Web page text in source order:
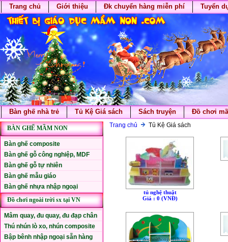
Trang chủ Giới thiệu Đk chuyển hàng miễn phí Tuyển
Bàn ghế nhà trẻ Tủ Kệ Giá sách Sách truyện Đồ chơi
BÀN GHẾ MẦM NON
Bàn ghế composite
Bàn ghế gỗ công nghiệp, MDF
Bàn ghế gỗ tự nhiên
Bàn ghế mẫu giáo
Bàn ghế nhựa nhập ngoại
Đồ chơi ngoài trời sx tại VN
Mâm quay, đu quay, đu đạp chân
Thú nhún lò xo, nhún composite
Bập bênh nhập ngoại sẵn hàng
Trang chủ Tủ Kệ Giá sách
tủ nghệ thuật
Giá : 0 (VNÐ)